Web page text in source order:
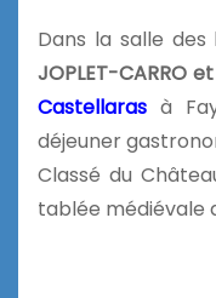
Dans la salle des
JOPLET-CARRO
Castellaras à
déjeuner
Classé du
tablée médiévale